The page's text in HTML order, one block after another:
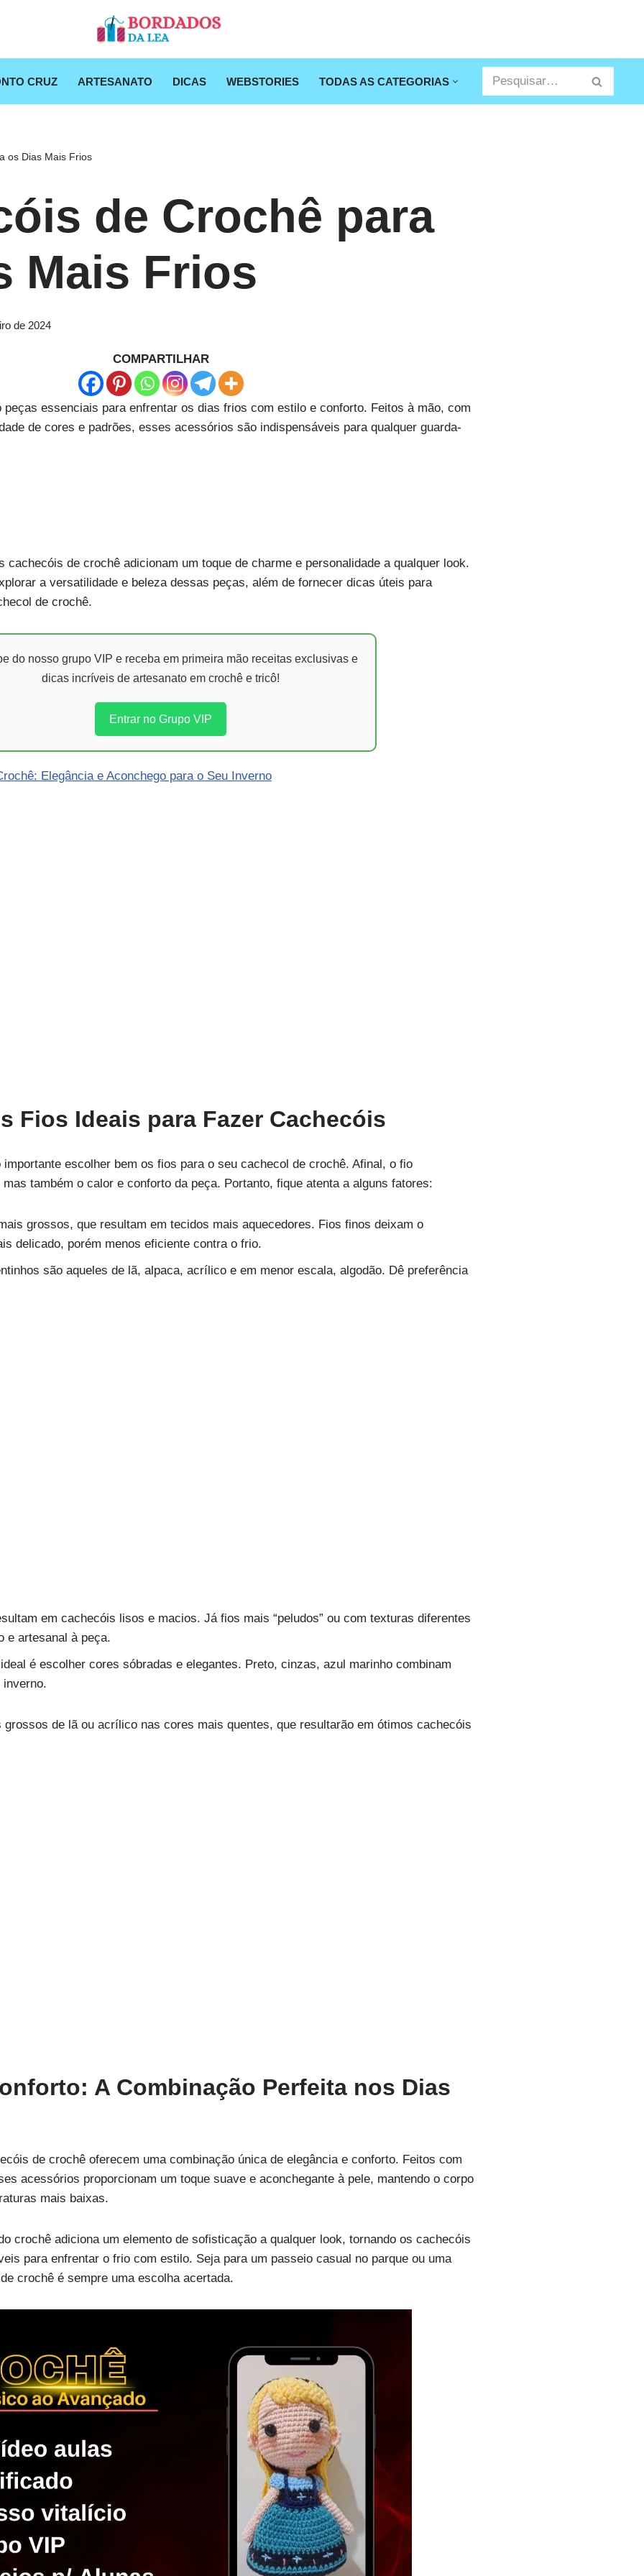
CRUZ ARTESANATO DICAS WEBSTORIES TODAS AS CATEGORIAS
os Dias Mais Frios
de Crochê para
Mais Frios
de 2024
COMPARTILHAR
essenciais para enfrentar os dias frios com estilo e conforto. Feitos à mão, com
de cores e padrões, esses acessórios são indispensáveis para qualquer guarda-
cachecóis de crochê adicionam um toque de charme e personalidade a qualquer look.
a versatilidade e beleza dessas peças, além de fornecer dicas úteis para
de crochê.
do nosso grupo VIP e receba em primeira mão receitas exclusivas e
dicas incríveis de artesanato em crochê e tricô!
Entrar no Grupo VIP
Elegância e Aconchego para o Seu Inverno
Fios Ideais para Fazer Cachecóis
escolher bem os fios para o seu cachecol de crochê. Afinal, o fio
também o calor e conforto da peça. Portanto, fique atenta a alguns fatores:
grossos, que resultam em tecidos mais aquecedores. Fios finos deixam o
delicado, porém menos eficiente contra o frio.
são aqueles de lã, alpaca, acrílico e em menor escala, algodão. Dê preferência
em cachecóis lisos e macios. Já fios mais “peludos” ou com texturas diferentes
e artesanal à peça.
é escolher cores sóbradas e elegantes. Preto, cinzas, azul marinho combinam
grossos de lã ou acrílico nas cores mais quentes, que resultarão em ótimos cachecóis
A Combinação Perfeita nos Dias
de crochê oferecem uma combinação única de elegância e conforto. Feitos com
acessórios proporcionam um toque suave e aconchegante à pele, mantendo o corpo
mais baixas.
crochê adiciona um elemento de sofisticação a qualquer look, tornando os cachecóis
para enfrentar o frio com estilo. Seja para um passeio casual no parque ou uma
crochê é sempre uma escolha acertada.